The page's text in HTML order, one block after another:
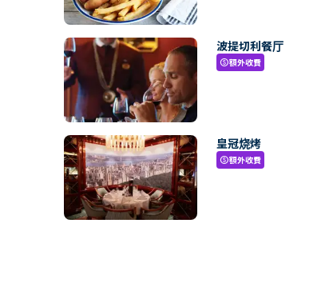
波提切利餐厅
paid額外收費
皇冠烧烤
paid額外收費